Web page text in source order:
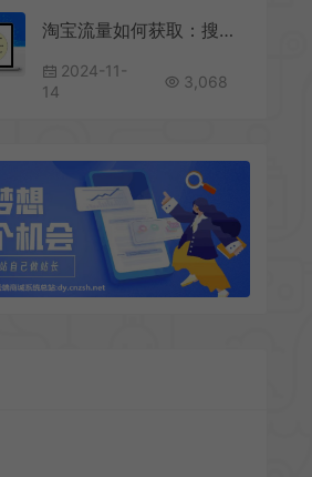
淘宝流量如何获取：搜索、推荐、标签，终成爆款
2024-11-
14
3,068